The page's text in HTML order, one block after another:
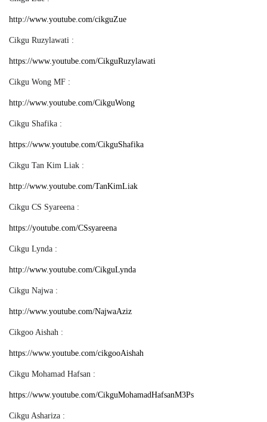
http://www.youtube.com/cikguZue
Cikgu Ruzylawati :
https://www.youtube.com/CikguRuzylawati
Cikgu Wong MF :
http://www.youtube.com/CikguWong
Cikgu Shafika :
https://www.youtube.com/CikguShafika
Cikgu Tan Kim Liak :
http://www.youtube.com/TanKimLiak
Cikgu CS Syareena :
https://youtube.com/CSsyareena
Cikgu Lynda :
http://www.youtube.com/CikguLynda
Cikgu Najwa :
http://www.youtube.com/NajwaAziz
Cikgoo Aishah :
https://www.youtube.com/cikgooAishah
Cikgu Mohamad Hafsan :
https://www.youtube.com/CikguMohamadHafsanM3Ps
Cikgu Ashariza :